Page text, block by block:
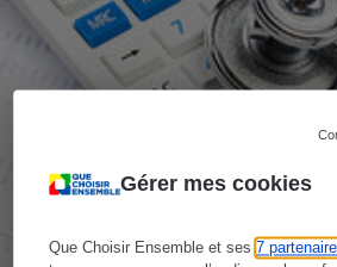
Gérer mes cookies
Que Choisir Ensemble et ses7